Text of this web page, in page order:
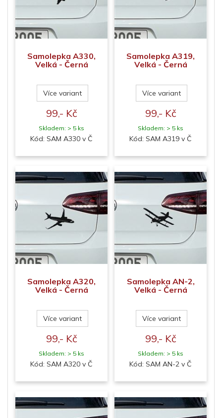
Samolepka A330,
Velká - Černá
Více variant
99,- Kč
Skladem: > 5 ks
Kód: SAM A330 v Č
Samolepka A319,
Velká - Černá
Více variant
99,- Kč
Skladem: > 5 ks
Kód: SAM A319 v Č
Samolepka A320,
Velká - Černá
Více variant
99,- Kč
Skladem: > 5 ks
Kód: SAM A320 v Č
Samolepka AN-2,
Velká - Černá
Více variant
99,- Kč
Skladem: > 5 ks
Kód: SAM AN-2 v Č